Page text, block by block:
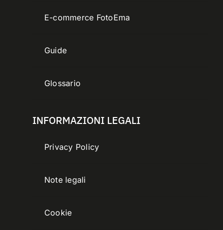
E-commerce FotoEma
Guide
Glossario
INFORMAZIONI LEGALI
Privacy Policy
Note legali
Cookie